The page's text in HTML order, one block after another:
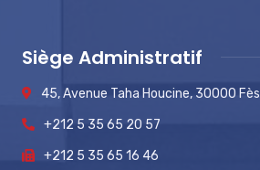
Siège Administratif
45, Avenue Taha Houcine, 30000 Fès
+212 5 35 65 20 57
+212 5 35 65 16 46